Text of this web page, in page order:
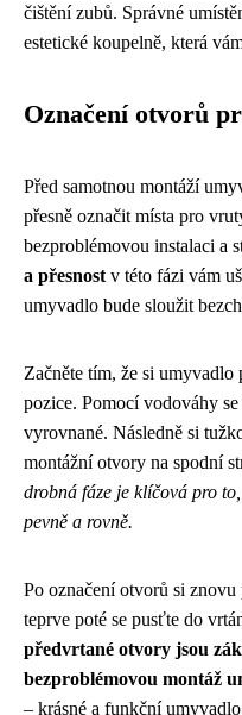
čištění zubů. Správné
estetické koupelně, která
Označení otvorů
Před samotnou montáží
přesně označit místa pro
bezproblémovou instalaci a
a přesnost v této fázi vám
umyvadlo bude sloužit
Začněte tím, že si umyvadlo
pozice. Pomocí vodováhy
vyrovnané. Následně si
montážní otvory na spodní
drobná fáze je klíčová pro
pevně a rovně.
Po označení otvorů si
teprve poté se pusťte do
předvrtané otvory jsou
bezproblémovou montáž
– krásné a funkční